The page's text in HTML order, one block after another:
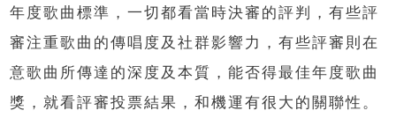
年度歌曲標準，一切都看當時決審的評判，有些評
審注重歌曲的傳唱度及社群影響力，有些評審則在
意歌曲所傳達的深度及本質，能否得最佳年度歌曲
獎，就看評審投票結果，和機運有很大的關聯性。